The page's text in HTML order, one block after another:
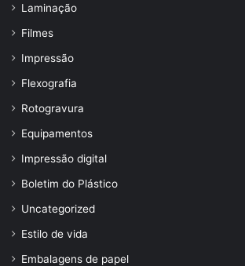
Laminação
Filmes
Impressão
Flexografia
Rotogravura
Equipamentos
Impressão digital
Boletim do Plástico
Uncategorized
Estilo de vida
Embalagens de papel